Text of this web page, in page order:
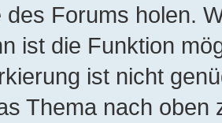
des Forums holen.
ist die Funktion
ist nicht
Thema nach oben